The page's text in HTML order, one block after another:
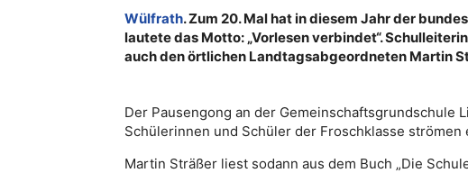
Wülfrath. Zum 20. Mal hat in diesem Jahr der
lautete das Motto: „Vorlesen verbindet“.
auch den örtlichen Landtagsabgeordneten Martin
Der Pausengong an der Gemeinschaftsgrundschule
Schülerinnen und Schüler der Froschklasse
Martin Sträßer liest sodann aus dem Buch „Die